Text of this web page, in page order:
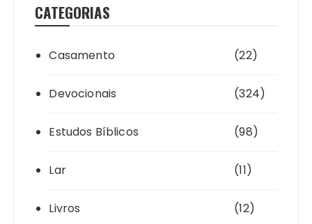
CATEGORIAS
Casamento (22)
Devocionais (324)
Estudos Bíblicos (98)
Lar (11)
Livros (12)